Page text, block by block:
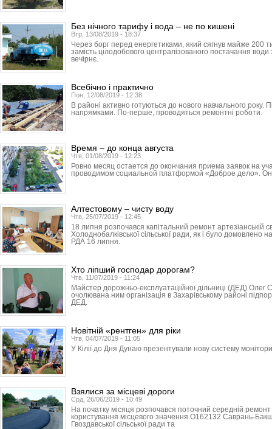
Без нічного тарифу і вода – не по кишені
Втр, 13/08/2019 - 18:37
Через борг перед енергетиками, який сягнув майже 200
замість цілодобового централізованого постачання
вечірнє.
Всебічно і практично
Пон, 12/08/2019 - 12:38
В районі активно готуються до нового навчального року.
напрямками. По-перше, проводяться ремонтні роботи.
Время – до конца августа
Чтв, 01/08/2019 - 12:23
Ровно месяц остается до окончания приема заявок на
проводимом социальной платформой «Доброе дело».
Алтестовому – чисту воду
Чтв, 25/07/2019 - 12:45
18 липня розпочався капітальний ремонт артезіанській
Холоднобалківської сільської ради, як і було домовлено
РДА 16 липня.
Хто ліпший господар дорогам?
Чтв, 11/07/2019 - 11:24
Майстер дорожньо-експлуатаційної дільниці (ДЕД) Олег
очолювана ним організація в Захарівському районі
ДЕД.
Новітній «рентген» для ріки
Чтв, 04/07/2019 - 11:05
У Кілії до Дня Дунаю презентували нову систему
Взялися за місцеві дороги
Срд, 26/06/2019 - 10:49
На початку місяця розпочався поточний середній ремонт
користування місцевого значення О162132 Саврань-
Гвоздавської сільської ради та